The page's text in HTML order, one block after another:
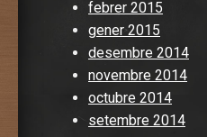
febrer 2015
gener 2015
desembre 2014
novembre 2014
octubre 2014
setembre 2014